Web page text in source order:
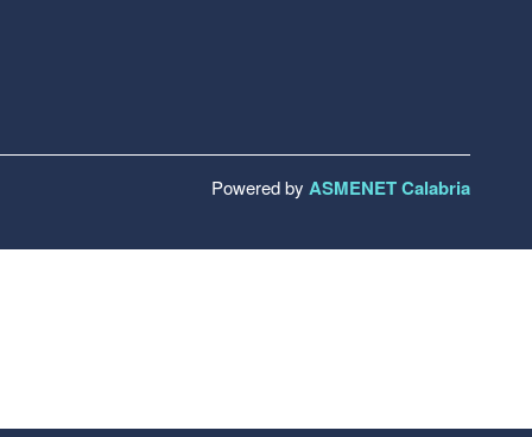
Powered by ASMENET Calabria